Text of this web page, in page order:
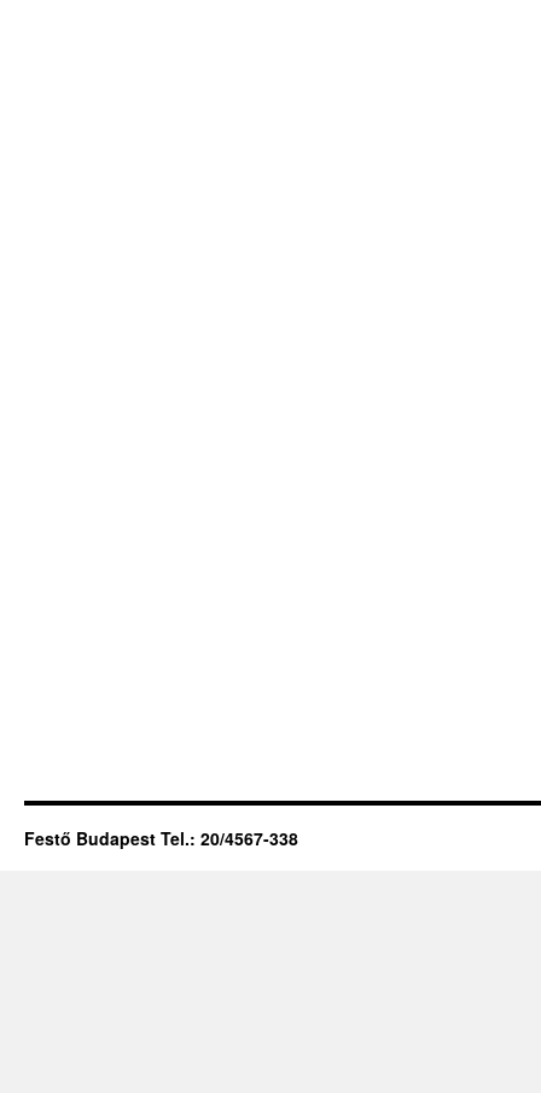
Festő Budapest Tel.: 20/4567-338